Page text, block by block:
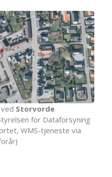
Storvorde
for Dataforsyning
WMS-tjeneste via